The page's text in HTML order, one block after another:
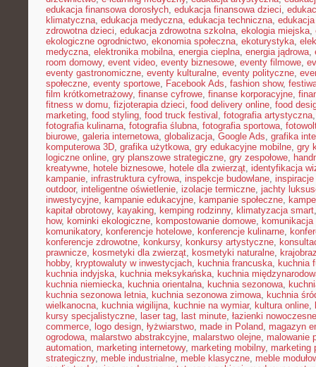
edukacja finansowa dorosłych, edukacja finansowa dzieci,
klimatyczna, edukacja medyczna, edukacja techniczna,
zdrowotna dzieci, edukacja zdrowotna szkolna, ekologia miejska,
ekologiczne ogrodnictwo, ekonomia społeczna, ekoturystyka,
medyczna, elektronika mobilna, energia cieplna, energia jądrowa,
room domowy, event video, eventy biznesowe, eventy filmowe,
eventy gastronomiczne, eventy kulturalne, eventy polityczne,
społeczne, eventy sportowe, Facebook Ads, fashion show,
film krótkometrażowy, finanse cyfrowe, finanse korporacyjne,
fitness w domu, fizjoterapia dzieci, food delivery online, food
marketing, food styling, food truck festival , fotografia artystyczna
fotografia kulinarna, fotografia ślubna, fotografia sportowa,
biurowe, galeria internetowa, globalizacja, Google Ads, grafika
komputerowa 3D, grafika użytkowa, gry edukacyjne mobilne, gry
logiczne online, gry planszowe strategiczne, gry zespołowe,
kreatywne, hotele biznesowe, hotele dla zwierząt, identyfikacja
kampanie, infrastruktura cyfrowa, inspekcje budowlane,
outdoor, inteligentne oświetlenie, izolacje termiczne, jachty
inwestycyjne, kampanie edukacyjne, kampanie społeczne,
kapitał obrotowy, kayaking, kemping rodzinny, klimatyzacja smart
how, kominki ekologiczne, kompostowanie domowe, komunikacja
komunikatory, konferencje hotelowe, konferencje kulinarne,
konferencje zdrowotne, konkursy, konkursy artystyczne,
prawnicze, kosmetyki dla zwierząt, kosmetyki naturalne,
hobby, kryptowaluty w inwestycjach, kuchnia francuska, kuchnia
kuchnia indyjska, kuchnia meksykańska, kuchnia
kuchnia niemiecka, kuchnia orientalna, kuchnia sezonowa,
kuchnia sezonowa letnia, kuchnia sezonowa zimowa, kuchnia
wielkanocna, kuchnia wigilijna, kuchnie na wymiar, kultura online,
kursy specjalistyczne, laser tag, last minute, łazienki nowoczesne
commerce, logo design, łyżwiarstwo, made in Poland, magazyn
ogrodowa, malarstwo abstrakcyjne, malarstwo olejne, malowanie
automation, marketing internetowy, marketing mobilny, marketing
strategiczny, meble industrialne, meble klasyczne, meble